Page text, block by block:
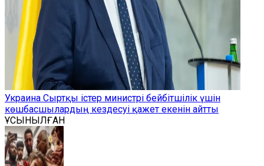
Украина Сыртқы істер министрі бейбітшілік үшін
көшбасшылардың кездесуі қажет екенін айтты
ҰСЫНЫЛҒАН